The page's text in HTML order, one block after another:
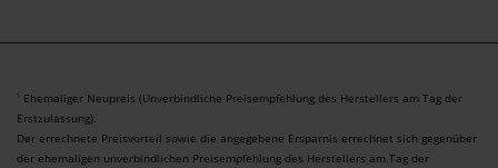
1 Ehemaliger Neupreis (Unverbindliche Preisempfehlung des Herstellers am Tag der
Erstzulassung).
Der errechnete Preisvorteil sowie die angegebene Ersparnis errechnet sich gegenüber
der ehemaligen unverbindlichen Preisempfehlung des Herstellers am Tag der